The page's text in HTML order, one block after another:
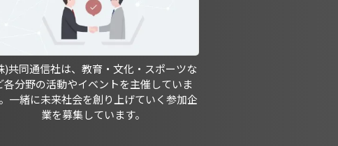
)共同通信社は、教育・文化・スポーツな
各分野の活動やイベントを主催していま
一緒に未来社会を創り上げていく参加企
業を募集しています。